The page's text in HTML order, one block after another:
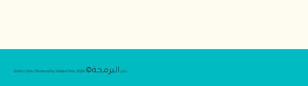
عالم البرمجة©